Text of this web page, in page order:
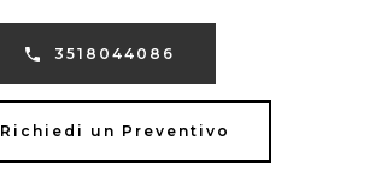
3518044086
Richiedi un Preventivo